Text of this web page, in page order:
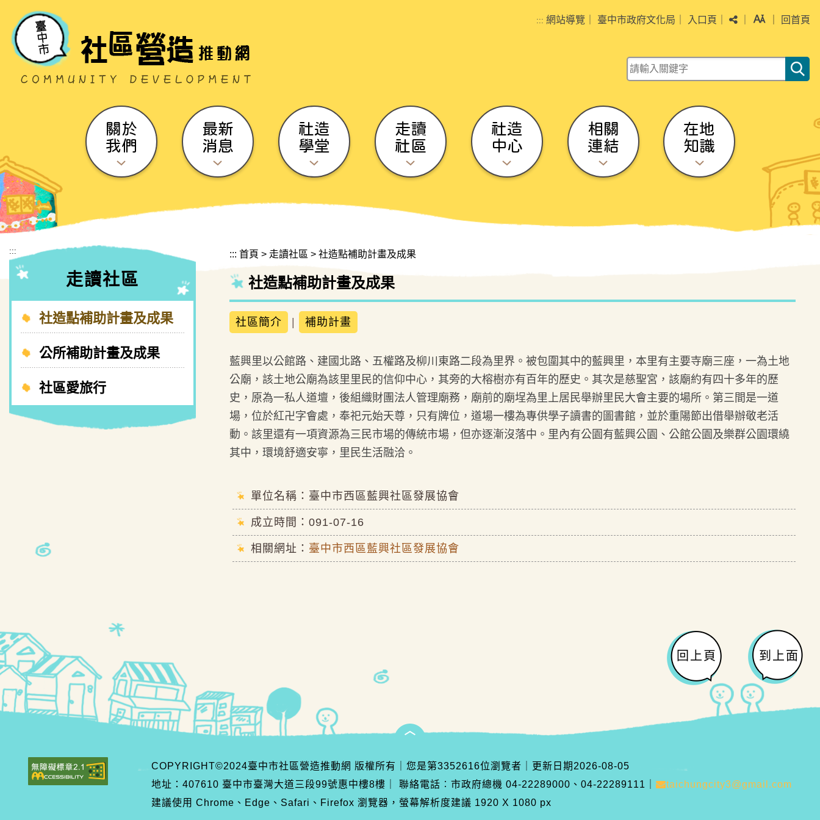
::: 網站導覽 臺中市政府文化局 入口頁 分享 字級回首頁
關鍵字查詢
關於
我們
最新
消息
社造
學堂
走讀
社區
社造
中心
相關
連結
在地
知識
:::
走讀社區
社造點補助計畫及成果
公所補助計畫及成果
社區愛旅行
::: 首頁 > 走讀社區 > 社造點補助計畫及成果
社造點補助計畫及成果
社區簡介 補助計畫
藍興里以公館路、建國北路、五權路及柳川東路二段為里界。被包圍其中的藍興里，本里有主要寺廟三座，一為土地
公廟，該土地公廟為該里里民的信仰中心，其旁的大榕樹亦有百年的歷史。其次是慈聖宮，該廟約有四十多年的歷
史，原為一私人道壇，後組織財團法人管理廟務，廟前的廟埕為里上居民舉辦里民大會主要的場所。第三間是一道
場，位於紅卍字會處，奉祀元始天尊，只有牌位，道場一樓為專供學子讀書的圖書館，並於重陽節出借舉辦敬老活
動。該里還有一項資源為三民市場的傳統市場，但亦逐漸沒落中。里內有公園有藍興公園、公館公園及樂群公園環繞
其中，環境舒適安寧，里民生活融洽。
單位名稱：臺中市西區藍興社區發展協會
成立時間：091-07-16
相關網址： 臺中市西區藍興社區發展協會
回上頁 到上面
COPYRIGHT©2024臺中市社區營造推動網 版權所有 ｜您是第3352616位瀏覽者 更新日期 2026-08-05
地址：407610 臺中市臺灣大道三段99號惠中樓8樓
聯絡電話︰市政府總機 04-22289000、04-22289111 ｜
taichungcity3@gmail.com
建議使用 Chrome、Edge、Safari、Firefox 瀏覽器，螢幕解析度建議 1920 X 1080 px